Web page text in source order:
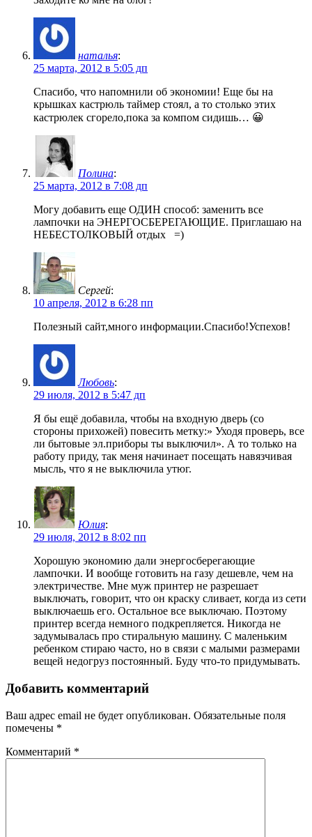
наталья:
25 марта, 2012 в 5:05 дп
Спасибо, что напомнили об экономии! Еще бы на
крышках кастрюль таймер стоял, а то столько этих
кастрюлек сгорело,пока за компом сидишь… 😀
Полина:
25 марта, 2012 в 7:08 дп
Могу добавить еще ОДИН способ: заменить все
лампочки на ЭНЕРГОСБЕРЕГАЮЩИЕ. Приглашаю на
НЕБЕСТОЛКОВЫЙ отдых =)
Сергей:
10 апреля, 2012 в 6:28 пп
Полезный сайт,много информации.Спасибо!Успехов!
Любовь:
29 июля, 2012 в 5:47 дп
Я бы ещё добавила, чтобы на входную дверь (со
стороны прихожей) повесить метку:» Уходя проверь, все
ли бытовые эл.приборы ты выключил». А то только на
работу приду, так меня начинает посещать навязчивая
мысль, что я не выключила утюг.
Юлия:
29 июля, 2012 в 8:02 пп
Хорошую экономию дали энергосберегающие
лампочки. И вообще готовить на газу дешевле, чем на
электричестве. Мне муж принтер не разрешает
выключать, говорит, что он краску сливает, когда из сети
выключаешь его. Остальное все выключаю. Поэтому
принтер всегда немного подкрепляется. Никогда не
задумывалась про стиральную машину. С маленьким
ребенком стираю часто, но в связи с малыми размерами
вещей недогруз постоянный. Буду что-то придумывать.
Добавить комментарий
Ваш адрес email не будет опубликован. Обязательные поля
помечены *
Комментарий *